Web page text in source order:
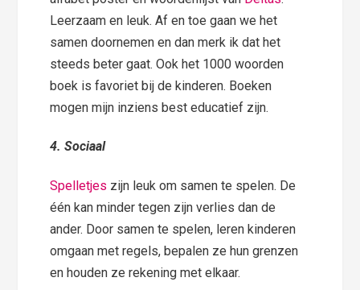
Leerzaam en leuk. Af en toe gaan we het
samen doornemen en dan merk ik dat het
steeds beter gaat. Ook het 1000 woorden
boek is favoriet bij de kinderen. Boeken
mogen mijn inziens best educatief zijn.
4.Sociaal
Spelletjes zijn leuk om samen te spelen. De
één kan minder tegen zijn verlies dan de
ander. Door samen te spelen, leren kinderen
omgaan met regels, bepalen ze hun grenzen
en houden ze rekening met elkaar.